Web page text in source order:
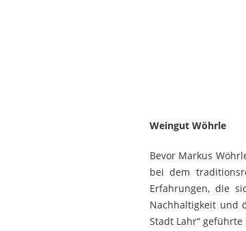
Weingut Wöhrle
Bevor Markus
bei dem
Erfahrungen, die
Nachhaltigkeit und
Stadt Lahr“